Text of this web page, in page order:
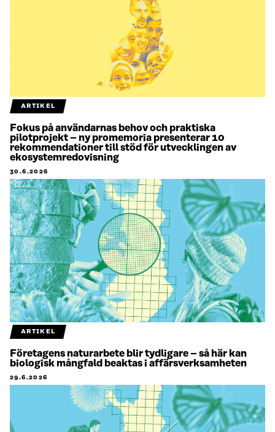
ARTIKEL
Fokus på användarnas behov och praktiska
pilotprojekt – ny promemoria presenterar 10
rekommendationer till stöd för utvecklingen av
ekosystemredovisning
30.6.2026
ARTIKEL
Företagens naturarbete blir tydligare – så här kan
biologisk mångfald beaktas i affärsverksamheten
29.6.2026